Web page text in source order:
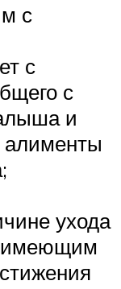
с
с
с
и
алименты
ухода
имеющим